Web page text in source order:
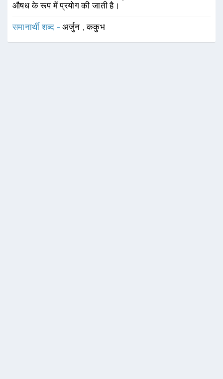
औषध के रूप में प्रयोग की जाती है।
समानार्थी शब्द -अर्जुन ,ककुभ